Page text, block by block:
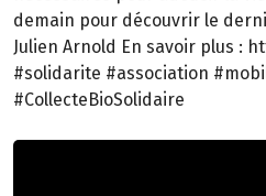
demain pour découvrir le
Julien Arnold En savoir plus :
#solidarite #association
#CollecteBioSolidaire